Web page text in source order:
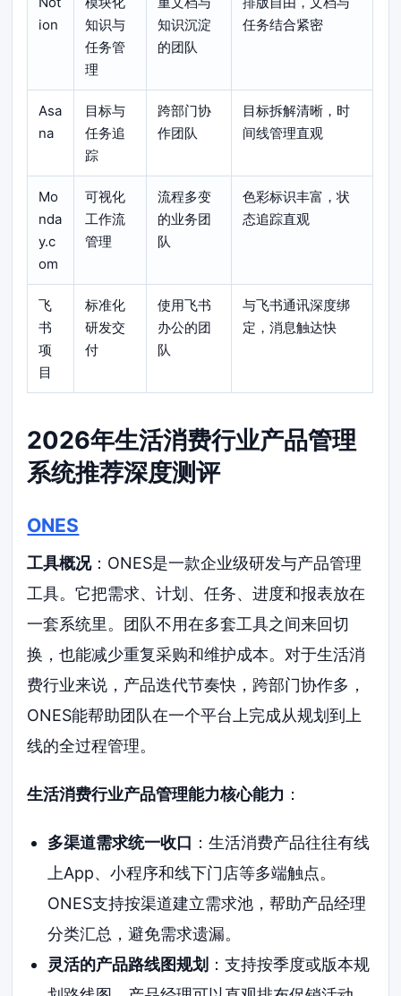
ion
知识与
任务管
理
知识沉淀
的团队
任务结合紧密
Asa
na
目标与
任务追
踪
跨部门协
作团队
目标拆解清晰，时
间线管理直观
Mo
nda
y.c
om
可视化
工作流
管理
流程多变
的业务团
队
色彩标识丰富，状
态追踪直观
飞
书
项
目
标准化
研发交
付
使用飞书
办公的团
队
与飞书通讯深度绑
定，消息触达快
2026年生活消费行业产品管理
系统推荐深度测评
ONES
工具概况：ONES是一款企业级研发与产品管理
工具。它把需求、计划、任务、进度和报表放在
一套系统里。团队不用在多套工具之间来回切
换，也能减少重复采购和维护成本。对于生活消
费行业来说，产品迭代节奏快，跨部门协作多，
ONES能帮助团队在一个平台上完成从规划到上
线的全过程管理。
生活消费行业产品管理能力核心能力 ：
多渠道需求统一收口 ：生活消费产品往往有线
上App、小程序和线下门店等多端触点。
ONES支持按渠道建立需求池，帮助产品经理
分类汇总，避免需求遗漏。
灵活的产品路线图规划 ：支持按季度或版本规